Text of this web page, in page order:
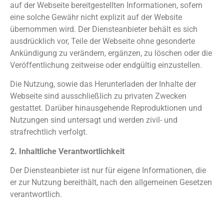
auf der Webseite bereitgestellten Informationen, sofern
eine solche Gewähr nicht explizit auf der Website
übernommen wird. Der Diensteanbieter behält es sich
ausdrücklich vor, Teile der Webseite ohne gesonderte
Ankündigung zu verändern, ergänzen, zu löschen oder die
Veröffentlichung zeitweise oder endgültig einzustellen.
Die Nutzung, sowie das Herunterladen der Inhalte der
Webseite sind ausschließlich zu privaten Zwecken
gestattet. Darüber hinausgehende Reproduktionen und
Nutzungen sind untersagt und werden zivil- und
strafrechtlich verfolgt.
2. Inhaltliche Verantwortlichkeit
Der Diensteanbieter ist nur für eigene Informationen, die
er zur Nutzung bereithält, nach den allgemeinen Gesetzen
verantwortlich.